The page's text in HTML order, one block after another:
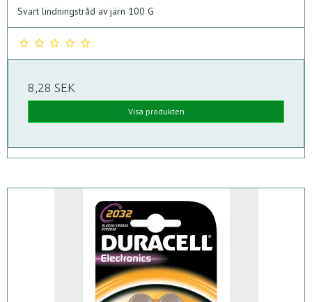
Svart lindningstråd av järn 100 G
8,28 SEK
Visa produkten